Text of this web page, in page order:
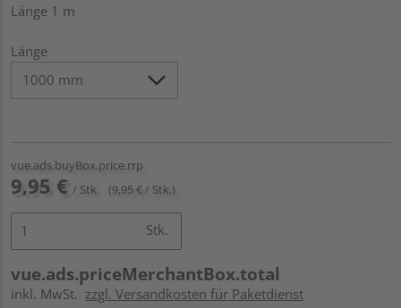
Länge 1 m
Länge
vue.ads.buyBox.price.rrp
9,95 € / Stk. (9,95 € / Stk.)
Stk.
vue.ads.priceMerchantBox.total
inkl. MwSt. zzgl. Versandkosten für Paketdienst